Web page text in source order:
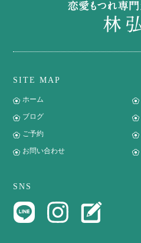
SITE MAP
ホーム
ブログ
ご予約
お問い合わせ
SNS